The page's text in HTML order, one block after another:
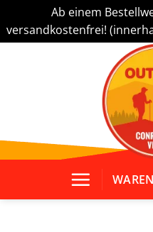
Ab einem
versandkostenfrei!